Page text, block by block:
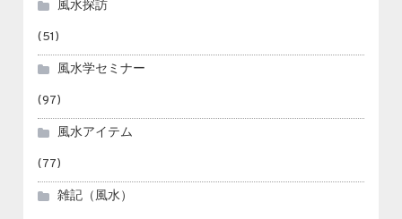
風水探訪
(51)
風水学セミナー
(97)
風水アイテム
(77)
雑記（風水）